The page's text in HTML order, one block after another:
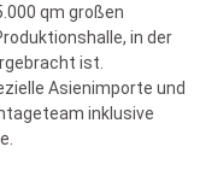
qm großen
in der
ist.
Asienimporte und
inklusive